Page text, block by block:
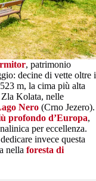
, patrimonio
decine di vette oltre i
m, la cima più alta
Kolata, nelle
Nero (Crno Jezero).
profondo d’Europa,
per eccellenza.
invece questa
nella foresta di